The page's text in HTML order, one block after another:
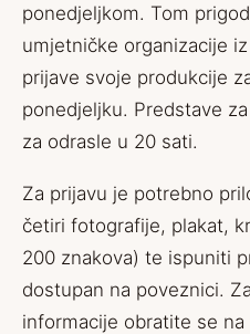
ponedjeljkom. Tom
umjetničke organizacije
prijave svoje produkcije
ponedjeljku. Predstave
za odrasle u 20 sati.
Za prijavu je potrebno
četiri fotografije, plakat,
200 znakova) te ispuniti
dostupan na poveznici.
informacije obratite se na